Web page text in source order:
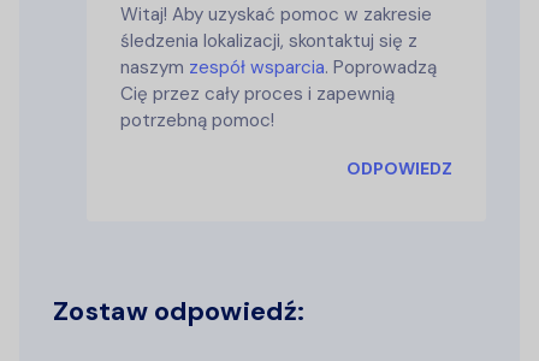
Witaj! Aby uzyskać pomoc w zakresie
śledzenia lokalizacji, skontaktuj się z
naszym zespół wsparcia. Poprowadzą
Cię przez cały proces i zapewnią
potrzebną pomoc!
ODPOWIEDZ
Zostaw odpowiedź: